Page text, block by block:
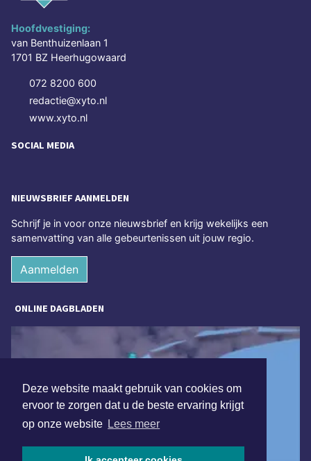
Deze website maakt gebruik van cookies om
ervoor te zorgen dat u de beste ervaring krijgt
op onze website Lees meer
Hoofdvestiging:
van Benthuizenlaan 1
1701 BZ Heerhugowaard
072 8200 600
redactie@xyto.nl
www.xyto.nl
SOCIAL MEDIA
NIEUWSBRIEF AANMELDEN
Schrijf je in voor onze nieuwsbrief en krijg wekelijks een
samenvatting van alle gebeurtenissen uit jouw regio.
Aanmelden
ONLINE DAGBLADEN